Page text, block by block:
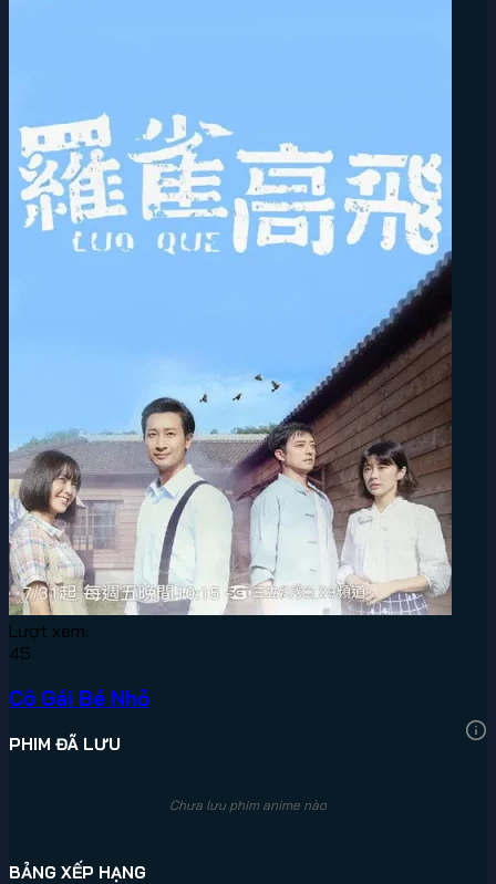
Lượt xem:
45
Cô Gái Bé Nhỏ
PHIM ĐÃ LƯU
Chưa lưu phim anime nào
BẢNG XẾP HẠNG